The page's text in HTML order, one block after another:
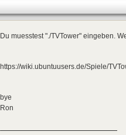
Du muesstest "./TVTower" eingeben.
https://wiki.ubuntuusers.de/Spiele/
bye
Ron